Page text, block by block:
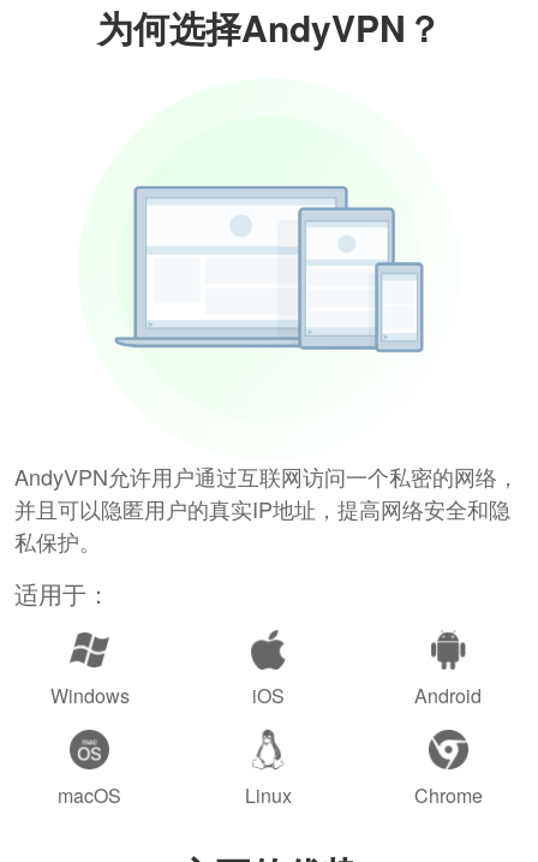
为何选择AndyVPN？
AndyVPN允许用户通过互联网访问一个私密的网络，
并且可以隐匿用户的真实IP地址，提高网络安全和隐
私保护。
适用于：
Windows iOS Android
macOS Linux Chrome